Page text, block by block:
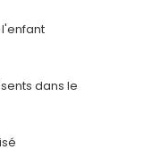
dans le